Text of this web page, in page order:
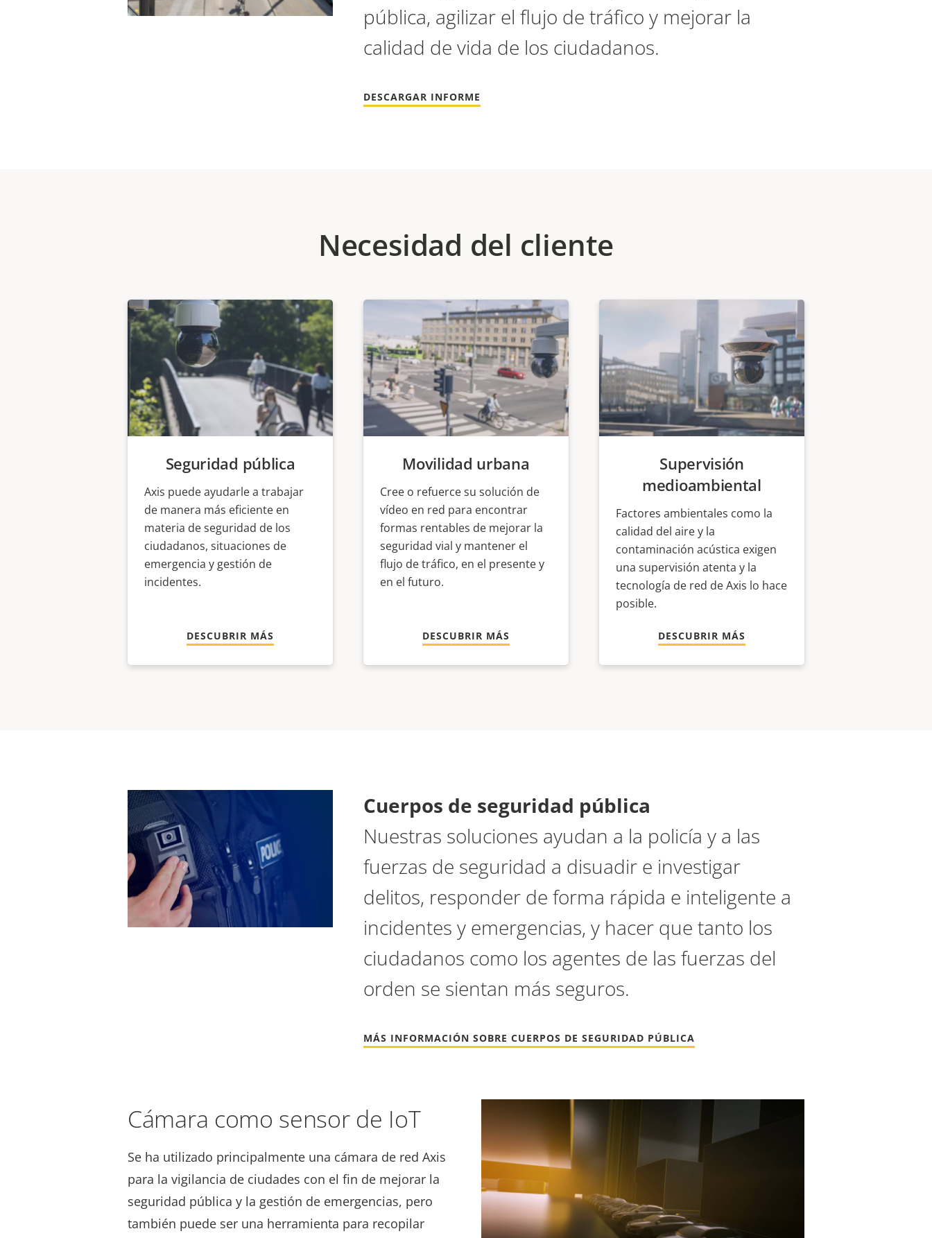
pública, agilizar el flujo de tráfico y mejorar la
calidad de vida de los ciudadanos.
DESCARGAR INFORME
Necesidad del cliente
Seguridad pública
Axis puede ayudarle a trabajar
de manera más eficiente en
materia de seguridad de los
ciudadanos, situaciones de
emergencia y gestión de
incidentes.
DESCUBRIR MÁS
Movilidad urbana
Cree o refuerce su solución de
vídeo en red para encontrar
formas rentables de mejorar la
seguridad vial y mantener el
flujo de tráfico, en el presente y
en el futuro.
DESCUBRIR MÁS
Supervisión
medioambiental
Factores ambientales como la
calidad del aire y la
contaminación acústica exigen
una supervisión atenta y la
tecnología de red de Axis lo hace
posible.
DESCUBRIR MÁS
Cuerpos de seguridad pública
Nuestras soluciones ayudan a la policía y a las
fuerzas de seguridad a disuadir e investigar
delitos, responder de forma rápida e inteligente a
incidentes y emergencias, y hacer que tanto los
ciudadanos como los agentes de las fuerzas del
orden se sientan más seguros.
MÁS INFORMACIÓN SOBRE CUERPOS DE SEGURIDAD PÚBLICA
Cámara como sensor de IoT
Se ha utilizado principalmente una cámara de red Axis
para la vigilancia de ciudades con el fin de mejorar la
seguridad pública y la gestión de emergencias, pero
también puede ser una herramienta para recopilar